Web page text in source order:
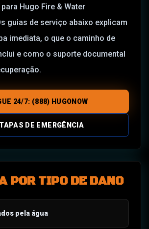
Hugo Fire & Water
guias de serviço abaixo explicam
imediata, o que o caminho de
e como o suporte documental
24/7: (888) HUGONOW
DE EMERGÊNCIA
POR TIPO DE DANO
pela água